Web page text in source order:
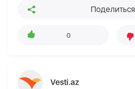
Поделиться
0
Vesti.az